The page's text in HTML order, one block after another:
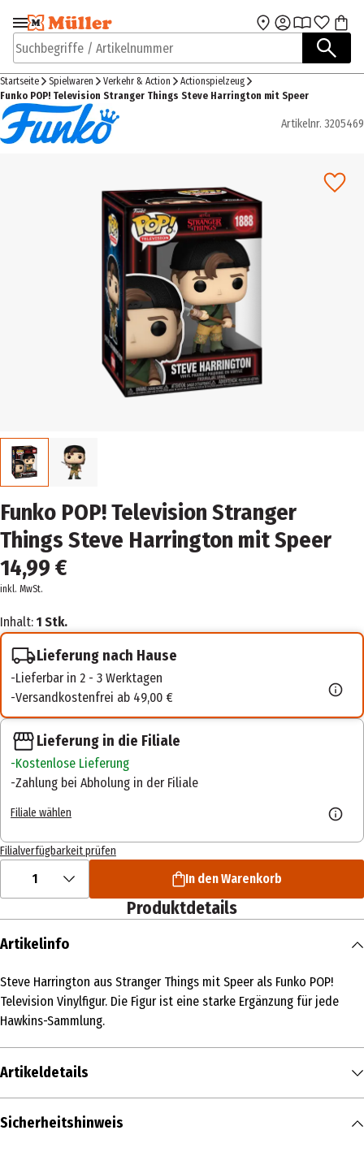
Zur Navigation
springen
Zum Hauptinhalt
Suchbegriffe / Artikelnummer
Startseite Spielwaren Verkehr & Action
Actionspielzeug
Funko POP! Television Stranger Things Steve Harrington mit Speer
Artikelnr. 3205469
Funko POP! Television Stranger
Things Steve Harrington mit Speer
14,99 €
inkl. MwSt.
Inhalt: 1 Stk.
Lieferung nach Hause
Lieferbar in 2 - 3 Werktagen
Versandkostenfrei ab 49,00 €
Lieferung in die Filiale
Kostenlose Lieferung
Zahlung bei Abholung in der Filiale
Filiale wählen
Filialverfügbarkeit prüfen
1 In den Warenkorb
Produktdetails
Artikelinfo
Steve Harrington aus Stranger Things mit Speer als Funko POP!
Television Vinylfigur. Die Figur ist eine starke Ergänzung für jede
Hawkins-Sammlung.
Artikeldetails
Inhalt
Sicherheitshinweis